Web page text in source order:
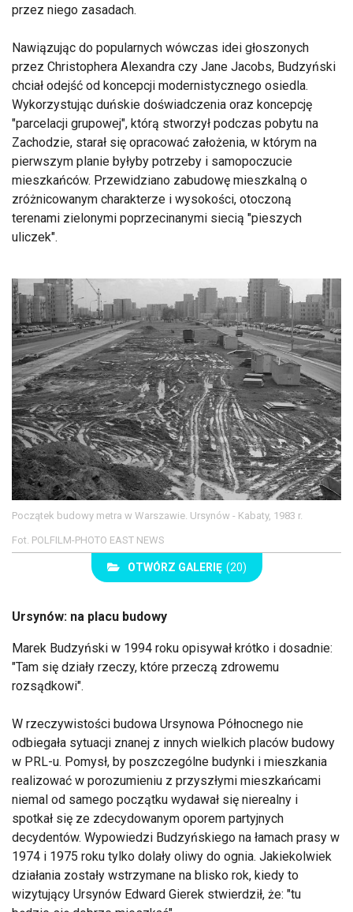
przez niego zasadach.
Nawiązując do popularnych wówczas idei głoszonych
przez Christophera Alexandra czy Jane Jacobs, Budzyński
chciał odejść od koncepcji modernistycznego osiedla.
Wykorzystując duńskie doświadczenia oraz koncepcję
"parcelacji grupowej", którą stworzył podczas pobytu na
Zachodzie, starał się opracować założenia, w którym na
pierwszym planie byłyby potrzeby i samopoczucie
mieszkańców. Przewidziano zabudowę mieszkalną o
zróżnicowanym charakterze i wysokości, otoczoną
terenami zielonymi poprzecinanymi siecią "pieszych
uliczek".
Początek budowy metra w Warszawie. Ursynów - Kabaty, 1983 r.
Fot. POLFILM-PHOTO EAST NEWS
OTWÓRZ GALERIĘ (20)
Ursynów: na placu budowy
Marek Budzyński w 1994 roku opisywał krótko i dosadnie:
"Tam się działy rzeczy, które przeczą zdrowemu
rozsądkowi".
W rzeczywistości budowa Ursynowa Północnego nie
odbiegała sytuacji znanej z innych wielkich placów budowy
w PRL-u. Pomysł, by poszczególne budynki i mieszkania
realizować w porozumieniu z przyszłymi mieszkańcami
niemal od samego początku wydawał się nierealny i
spotkał się ze zdecydowanym oporem partyjnych
decydentów. Wypowiedzi Budzyńskiego na łamach prasy w
1974 i 1975 roku tylko dolały oliwy do ognia. Jakiekolwiek
działania zostały wstrzymane na blisko rok, kiedy to
wizytujący Ursynów Edward Gierek stwierdził, że: "tu